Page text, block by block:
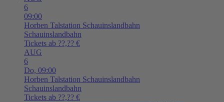
6
09:00
Horben Talstation Schauinslandbahn
Schauinslandbahn
Tickets ab ??,?? €
AUG
6
Do, 09:00
Horben Talstation Schauinslandbahn
Schauinslandbahn
Tickets ab ??,?? €